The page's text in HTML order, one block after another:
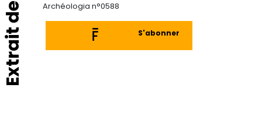
Extrait de Archéologia n°0588
S'abonner